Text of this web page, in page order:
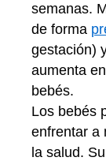
semanas.
de forma
gestación)
aumenta
bebés.
Los bebés
enfrentar a
la salud.